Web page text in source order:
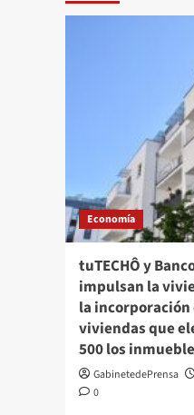
Economía
tuTECHÔ y
impulsan la
la incorporación
viviendas que
500 los
GabinetedePrensa
0